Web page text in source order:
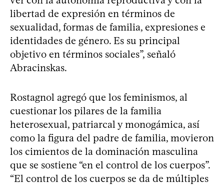
libertad de expresión en términos de
sexualidad, formas de familia, expresiones e
identidades de género. Es su principal
objetivo en términos sociales”, señaló
Abracinskas.
Rostagnol agregó que los feminismos, al
cuestionar los pilares de la familia
heterosexual, patriarcal y monogámica, así
como la figura del padre de familia, movieron
los cimientos de la dominación masculina
que se sostiene “en el control de los cuerpos”.
“El control de los cuerpos se da de múltiples